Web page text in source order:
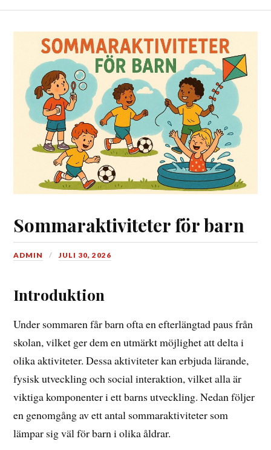
Sommaraktiviteter för barn
ADMIN JULI 30, 2026
Introduktion
Under sommaren får barn ofta en efterlängtad paus från
skolan, vilket ger dem en utmärkt möjlighet att delta i
olika aktiviteter. Dessa aktiviteter kan erbjuda lärande,
fysisk utveckling och social interaktion, vilket alla är
viktiga komponenter i ett barns utveckling. Nedan följer
en genomgång av ett antal sommaraktiviteter som
lämpar sig väl för barn i olika åldrar.